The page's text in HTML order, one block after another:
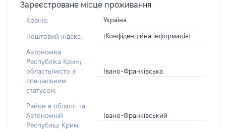
Зареєстроване місце проживання
Країна: Україна
Поштовий індекс: [Конфіденційна інформація]
Автономна
Республіка Крим/
область/місто зі
спеціальним
статусом:
Івано-Франківська
Район в області та
Автономній
Республіці Крим:
Івано-Франківський